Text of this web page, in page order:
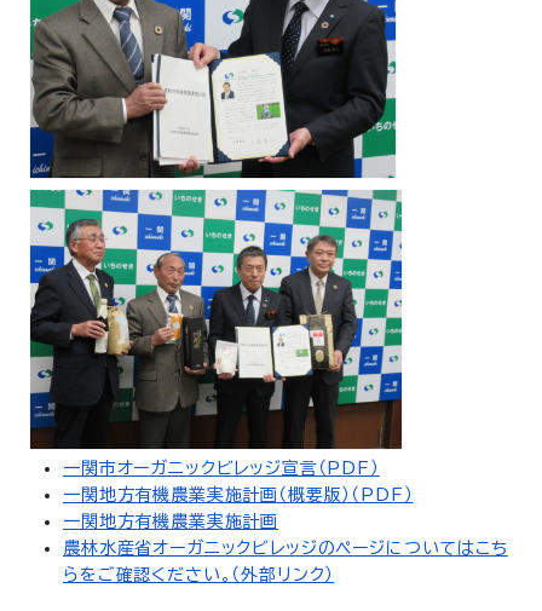
一関市オーガニックビレッジ宣言（PDF）
一関地方有機農業実施計画（概要版）（PDF）
一関地方有機農業実施計画
農林水産省オーガニックビレッジのページについてはこち
らをご確認ください。（外部リンク）